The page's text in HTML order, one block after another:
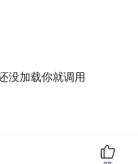
没加载你就调用